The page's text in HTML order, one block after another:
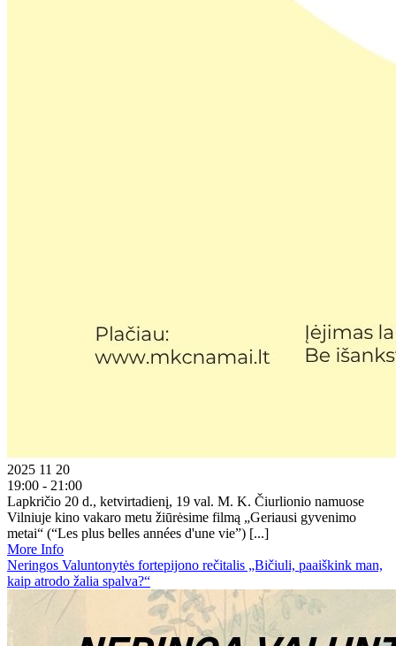
2025 11 20
19:00 - 21:00
Lapkričio 20 d., ketvirtadienį, 19 val. M. K. Čiurlionio namuose
Vilniuje kino vakaro metu žiūrėsime filmą „Geriausi gyvenimo
metai“ (“Les plus belles années d'une vie”) [...]
More Info
Neringos Valuntonytės fortepijono rečitalis „Bičiuli, paaiškink man,
kaip atrodo žalia spalva?“